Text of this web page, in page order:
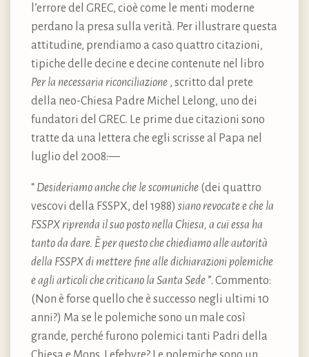
l’errore del GREC, cioè come le menti moderne
perdano la presa sulla verità. Per illustrare questa
attitudine, prendiamo a caso quattro citazioni,
tipiche delle decine e decine contenute nel libro
Per la necessaria riconciliazione , scritto dal prete
della neo-Chiesa Padre Michel Lelong, uno dei
fundatori del GREC. Le prime due citazioni sono
tratte da una lettera che egli scrisse al Papa nel
luglio del 2008:—
“ Desideriamo anche che le scomuniche (dei quattro
vescovi della FSSPX, del 1988) siano revocate e che la
FSSPX riprenda il suo posto nella Chiesa, a cui essa ha
tanto da dare. È per questo che chiediamo alle autorità
della FSSPX di mettere fine alle dichiarazioni polemiche
e agli articoli che criticano la Santa Sede ”. Commento:
(Non è forse quello che è successo negli ultimi 10
anni?) Ma se le polemiche sono un male così
grande, perché furono polemici tanti Padri della